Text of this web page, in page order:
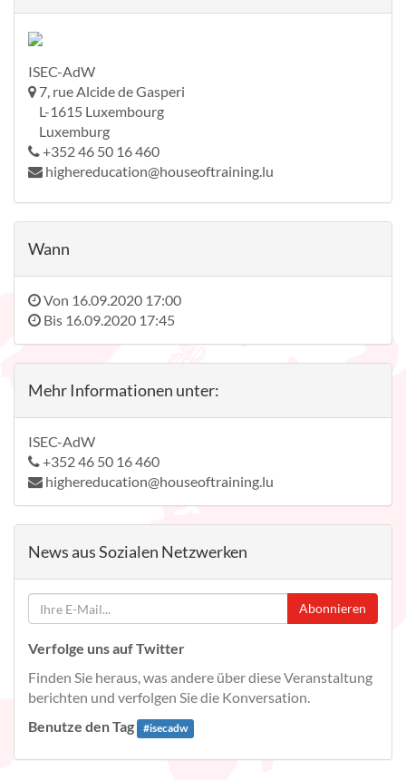
ISEC-AdW
7, rue Alcide de Gasperi
L-1615 Luxembourg
Luxemburg
+352 46 50 16 460
highereducation@houseoftraining.lu
Wann
Von 16.09.2020 17:00
Bis 16.09.2020 17:45
Mehr Informationen unter:
ISEC-AdW
+352 46 50 16 460
highereducation@houseoftraining.lu
News aus Sozialen Netzwerken
Abonnieren
Verfolge uns auf Twitter
Finden Sie heraus, was andere über diese Veranstaltung
berichten und verfolgen Sie die Konversation.
Benutze den Tag
#isecadw